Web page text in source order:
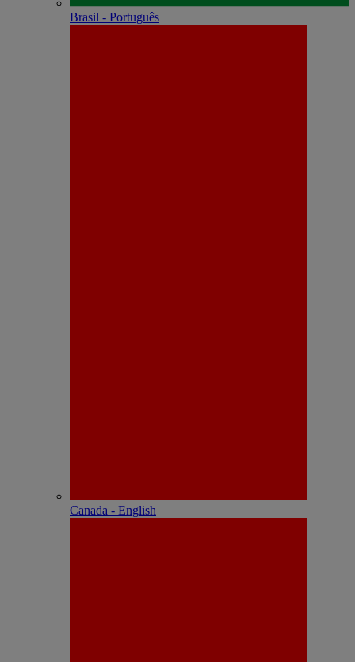
Brasil - Português
Canada - English